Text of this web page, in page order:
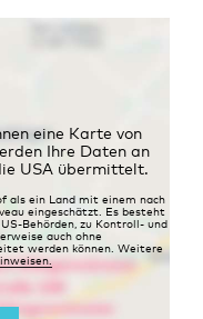
eine Karte von
Ihre Daten an
USA übermittelt.
als ein Land mit einem nach
eingeschätzt. Es besteht
Behörden, zu Kontroll- und
auch ohne
werden können. Weitere